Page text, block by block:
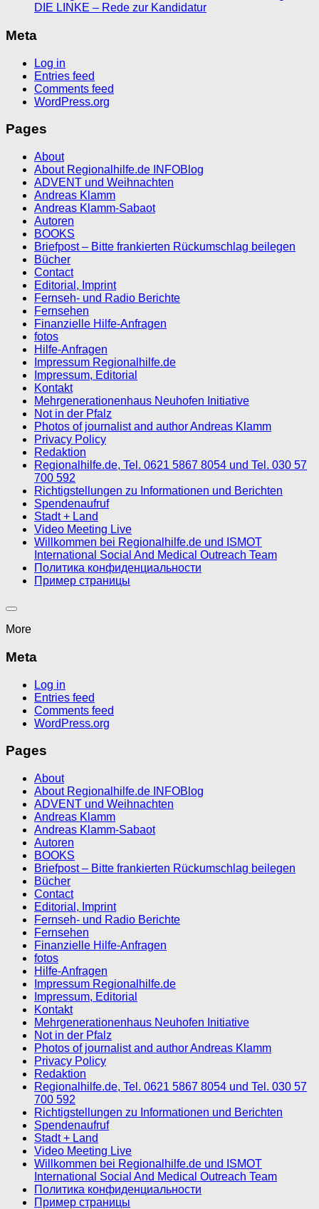
DIE LINKE – Rede zur Kandidatur
Meta
Log in
Entries feed
Comments feed
WordPress.org
Pages
About
About Regionalhilfe.de INFOBlog
ADVENT und Weihnachten
Andreas Klamm
Andreas Klamm-Sabaot
Autoren
BOOKS
Briefpost – Bitte frankierten Rückumschlag beilegen
Bücher
Contact
Editorial, Imprint
Fernseh- und Radio Berichte
Fernsehen
Finanzielle Hilfe-Anfragen
fotos
Hilfe-Anfragen
Impressum Regionalhilfe.de
Impressum, Editorial
Kontakt
Mehrgenerationenhaus Neuhofen Initiative
Not in der Pfalz
Photos of journalist and author Andreas Klamm
Privacy Policy
Redaktion
Regionalhilfe.de, Tel. 0621 5867 8054 und Tel. 030 57
700 592
Richtigstellungen zu Informationen und Berichten
Spendenaufruf
Stadt + Land
Video Meeting Live
Willkommen bei Regionalhilfe.de und ISMOT
International Social And Medical Outreach Team
Политика конфиденциальности
Пример страницы
More
Meta
Log in
Entries feed
Comments feed
WordPress.org
Pages
About
About Regionalhilfe.de INFOBlog
ADVENT und Weihnachten
Andreas Klamm
Andreas Klamm-Sabaot
Autoren
BOOKS
Briefpost – Bitte frankierten Rückumschlag beilegen
Bücher
Contact
Editorial, Imprint
Fernseh- und Radio Berichte
Fernsehen
Finanzielle Hilfe-Anfragen
fotos
Hilfe-Anfragen
Impressum Regionalhilfe.de
Impressum, Editorial
Kontakt
Mehrgenerationenhaus Neuhofen Initiative
Not in der Pfalz
Photos of journalist and author Andreas Klamm
Privacy Policy
Redaktion
Regionalhilfe.de, Tel. 0621 5867 8054 und Tel. 030 57
700 592
Richtigstellungen zu Informationen und Berichten
Spendenaufruf
Stadt + Land
Video Meeting Live
Willkommen bei Regionalhilfe.de und ISMOT
International Social And Medical Outreach Team
Политика конфиденциальности
Пример страницы